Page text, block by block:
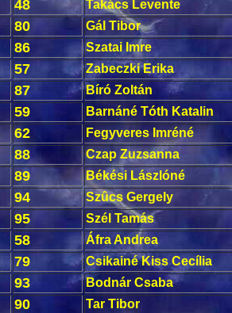
48 Takács Levente
80 Gál Tibor
86 Szatai Imre
57 Zabeczki Erika
87 Bíró Zoltán
59 Barnáné Tóth Katalin
62 Fegyveres Imréné
88 Czap Zuzsanna
89 Békési Lászlóné
94 Szûcs Gergely
95 Szél Tamás
58 Áfra Andrea
79 Csikainé Kiss Cecília
93 Bodnár Csaba
90 Tar Tibor